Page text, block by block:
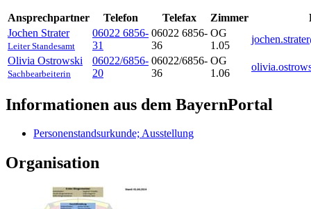
Ansprechpartner Telefon Telefax Zimmer
Jochen Strater
Leiter Standesamt
06022 6856-
31
06022 6856-
36
OG
1.05
Olivia Ostrowski
Sachbearbeiterin
06022/6856-
20
06022/6856-
36
OG
1.06
Informationen aus dem BayernPortal
Personenstandsurkunde; Ausstellung
Organisation